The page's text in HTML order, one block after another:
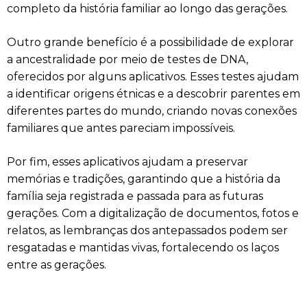
completo da história familiar ao longo das gerações.
Outro grande benefício é a possibilidade de explorar
a ancestralidade por meio de testes de DNA,
oferecidos por alguns aplicativos. Esses testes ajudam
a identificar origens étnicas e a descobrir parentes em
diferentes partes do mundo, criando novas conexões
familiares que antes pareciam impossíveis.
Por fim, esses aplicativos ajudam a preservar
memórias e tradições, garantindo que a história da
família seja registrada e passada para as futuras
gerações. Com a digitalização de documentos, fotos e
relatos, as lembranças dos antepassados podem ser
resgatadas e mantidas vivas, fortalecendo os laços
entre as gerações.